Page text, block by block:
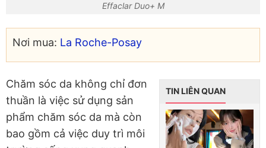
Effaclar Duo+ M
Nơi mua: La Roche-Posay
TIN LIÊN QUAN
Chăm sóc da không chỉ đơn
thuần là việc sử dụng sản
phẩm chăm sóc da mà còn
bao gồm cả việc duy trì môi